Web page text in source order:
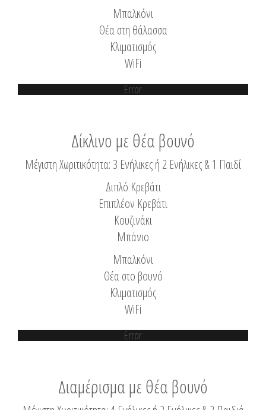
Μπαλκόνι
Θέα στη θάλασσα
Κλιματισμός
WiFi
Error
Δίκλινο με θέα βουνό
Μέγιστη Χωριτικότητα: 3 Ενήλικες ή 2 Ενήλικες & 1 Παιδί
Διπλό Κρεβάτι
Επιπλέον Κρεβάτι
Κουζινάκι
Μπάνιο
Μπαλκόνι
Θέα στο βουνό
Κλιματισμός
WiFi
Error
Διαμέρισμα με θέα βουνό